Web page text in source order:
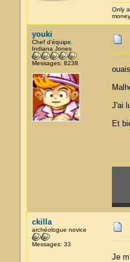
Only
youki
Chef d'équipe.
Indiana Jones
Messages: 8238
J'ai
Et
ckilla
archéologue novice
Messages: 33
Je